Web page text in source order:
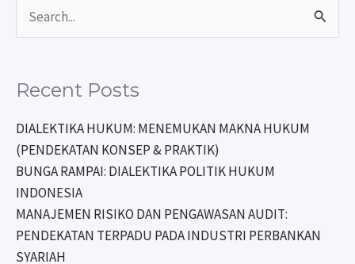
Search
for:
Recent Posts
DIALEKTIKA HUKUM: MENEMUKAN MAKNA HUKUM
(PENDEKATAN KONSEP & PRAKTIK)
BUNGA RAMPAI: DIALEKTIKA POLITIK HUKUM
INDONESIA
MANAJEMEN RISIKO DAN PENGAWASAN AUDIT:
PENDEKATAN TERPADU PADA INDUSTRI PERBANKAN
SYARIAH